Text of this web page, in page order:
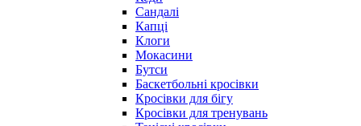
Сандалі
Капці
Клоги
Мокасини
Бутси
Баскетбольні кросівки
Кросівки для бігу
Кросівки для тренувань